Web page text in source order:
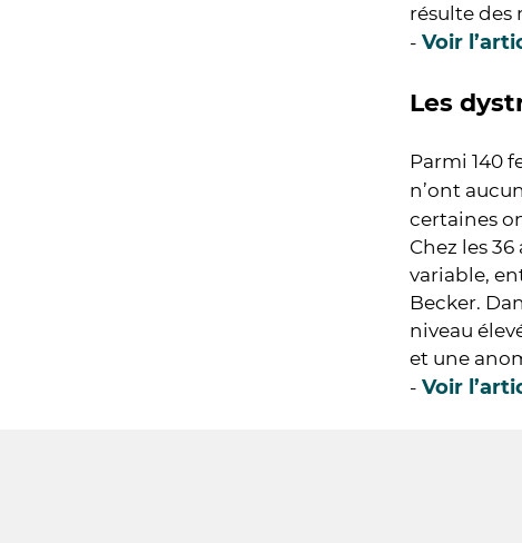
résulte des
- Voir
Les
Parmi 140
n’ont aucun
certaines
Chez les
variable,
Becker.
niveau
et une
- Voir